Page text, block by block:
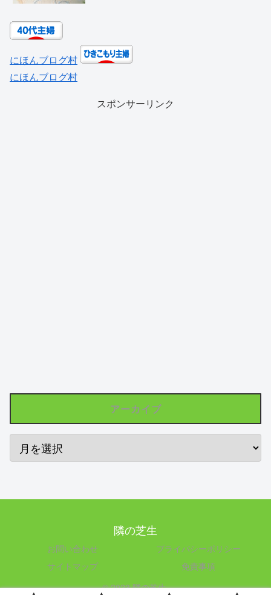
にほんブログ村
にほんブログ村
スポンサーリンク
アーカイブ
隣の芝生
お問い合わせ
プライバシーポリシー
サイトマップ
免責事項
© 2023 隣の芝生.